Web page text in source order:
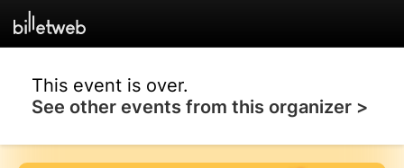
This event is over.
See other events from this organizer >